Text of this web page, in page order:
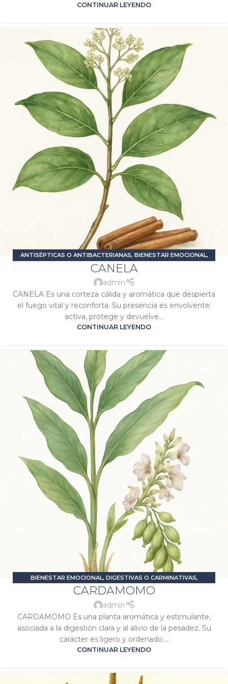
CONTINUAR LEYENDO
ANTISÉPTICAS O ANTIBACTERIANAS, BIENESTAR EMOCIONAL,
DIGESTIVAS O CARMINATIVAS ,ESTIMULANTES O ENERGIZANTES
PROBLEMAS DIGESTIVOS,SIGNATURA MARTE
CANELA
admin
CANELA Es una corteza cálida y aromática que despierta
el fuego vital y reconforta. Su presencia es envolvente:
activa, protege y devuelve...
CONTINUAR LEYENDO
BIENESTAR EMOCIONAL, DIGESTIVAS O CARMINATIVAS,
ESTIMULANTES O ENERGIZANTES ,PROBLEMAS DIGESTIVOS
SIGNATURA MERCURIO
SIGNATURA SOL
CARDAMOMO
admin
CARDAMOMO Es una planta aromática y estimulante,
asociada a la digestión clara y al alivio de la pesadez. Su
carácter es ligero y ordenado:...
CONTINUAR LEYENDO